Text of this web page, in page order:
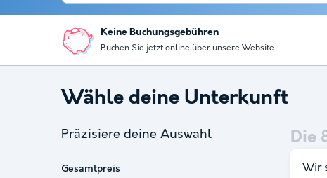
Keine Buchungsgebühren
Buchen Sie jetzt online über unsere Website
Wähle deine Unterkunft
Präzisiere deine Auswahl
Gesamtpreis
Die
Wir